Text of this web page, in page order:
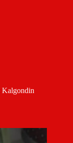
Kalgondin